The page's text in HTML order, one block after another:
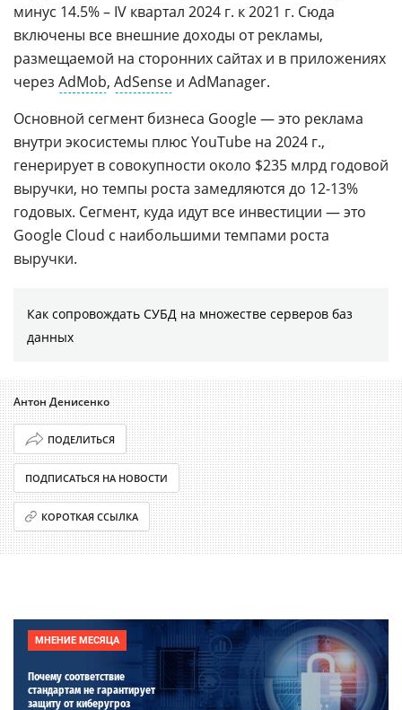
минус 14.5% – IV квартал 2024 г. к 2021 г. Сюда
включены все внешние доходы от рекламы,
размещаемой на сторонних сайтах и в приложениях
через AdMob, AdSense и AdManager.
Основной сегмент бизнеса Google — это реклама
внутри экосистемы плюс YouTube на 2024 г.,
генерирует в совокупности около $235 млрд годовой
выручки, но темпы роста замедляются до 12-13%
годовых. Сегмент, куда идут все инвестиции — это
Google Cloud с наибольшими темпами роста
выручки.
Как сопровождать СУБД на множестве серверов баз
данных
Антон Денисенко
ПОДЕЛИТЬСЯ
ПОДПИСАТЬСЯ НА НОВОСТИ
КОРОТКАЯ ССЫЛКА
МНЕНИЕ МЕСЯЦА
Почему соответствие
стандартам не гарантирует
защиту от киберугроз